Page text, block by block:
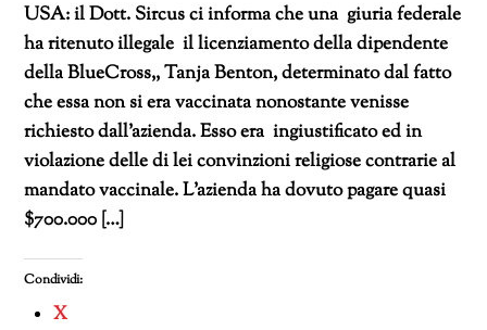
USA: il Dott. Sircus ci informa che una giuria federale
ha ritenuto illegale il licenziamento della dipendente
della BlueCross,, Tanja Benton, determinato dal fatto
che essa non si era vaccinata nonostante venisse
richiesto dall’azienda. Esso era ingiustificato ed in
violazione delle di lei convinzioni religiose contrarie al
mandato vaccinale. L’azienda ha dovuto pagare quasi
$700.000 […]
Condividi:
X